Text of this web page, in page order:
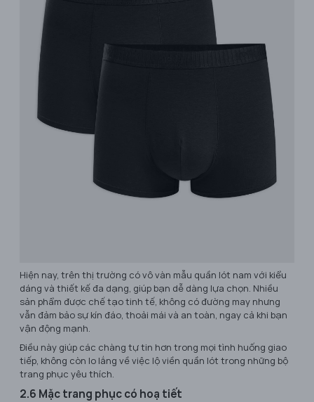
Hiện nay, trên thị trường có vô vàn mẫu quần lót nam với kiểu
dáng và thiết kế đa dạng, giúp bạn dễ dàng lựa chọn. Nhiều
sản phẩm được chế tạo tinh tế, không có đường may nhưng
vẫn đảm bảo sự kín đáo, thoải mái và an toàn, ngay cả khi bạn
vận động mạnh.
Điều này giúp các chàng tự tin hơn trong mọi tình huống giao
tiếp, không còn lo lắng về việc lộ viền quần lót trong những bộ
trang phục yêu thích.
2.6 Mặc trang phục có hoạ tiết